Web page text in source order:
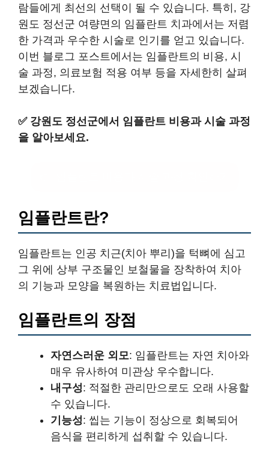
람들에게 최선의 선택이 될 수 있습니다. 특히, 강
원도 정선군 여량면의 임플란트 치과에서는 저렴
한 가격과 우수한 시술로 인기를 얻고 있습니다.
이번 블로그 포스트에서는 임플란트의 비용, 시
술 과정, 의료보험 적용 여부 등을 자세한히 살펴
보겠습니다.
✅ 강원도 정선군에서 임플란트 비용과 시술 과정
을 알아보세요.
임플란트란?
임플란트는 인공 치근(치아 뿌리)을 턱뼈에 심고
그 위에 상부 구조물인 보철물을 장착하여 치아
의 기능과 모양을 복원하는 치료법입니다.
임플란트의 장점
자연스러운 외모: 임플란트는 자연 치아와
매우 유사하여 미관상 우수합니다.
내구성: 적절한 관리만으로도 오래 사용할
수 있습니다.
기능성: 씹는 기능이 정상으로 회복되어
음식을 편리하게 섭취할 수 있습니다.